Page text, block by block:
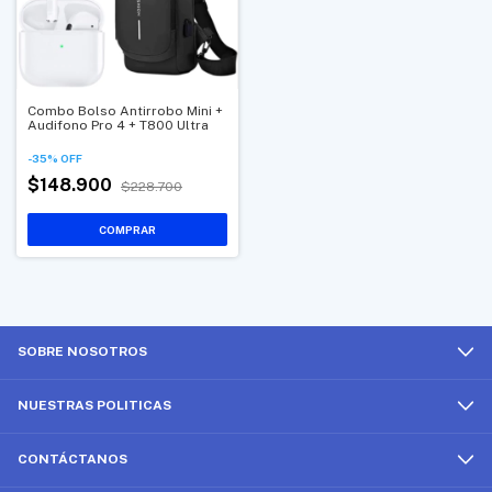
Combo Bolso Antirrobo Mini +
Audifono Pro 4 + T800 Ultra
-35% OFF
$148.900 $228.700
COMPRAR
SOBRE NOSOTROS
NUESTRAS POLITICAS
CONTÁCTANOS